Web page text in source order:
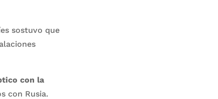
sostuvo que
con la
con Rusia.